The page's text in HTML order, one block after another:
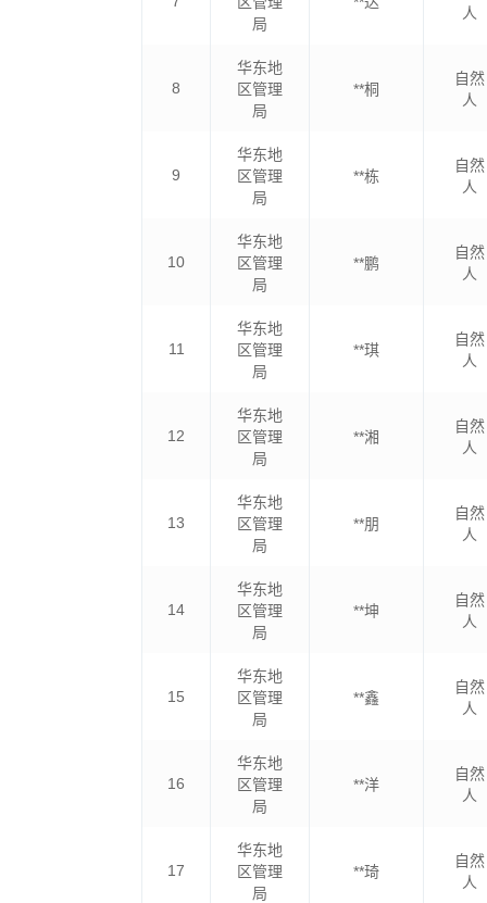
局
人
8
华东地
区管理
局
**桐
自然
人
9
华东地
区管理
局
**栋
自然
人
10
华东地
区管理
局
**鹏
自然
人
11
华东地
区管理
局
**琪
自然
人
12
华东地
区管理
局
**湘
自然
人
13
华东地
区管理
局
**朋
自然
人
14
华东地
区管理
局
**坤
自然
人
15
华东地
区管理
局
**鑫
自然
人
16
华东地
区管理
局
**洋
自然
人
17
华东地
区管理
局
**琦
自然
人